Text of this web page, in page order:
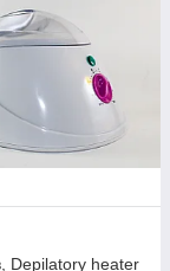
Depilatory heater